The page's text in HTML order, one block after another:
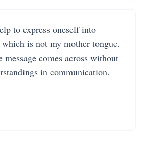
to express oneself into
is not my mother tongue.
comes across without
in communication.